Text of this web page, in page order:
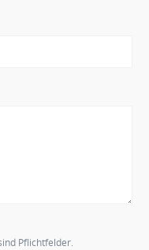
Pflichtfelder.